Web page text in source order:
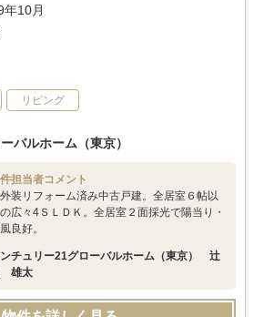
年10月
リビング
バルホーム（東京）
担当者コメント
装リフォーム済み中古戸建。全居室６帖以
広々4ＳＬＤＫ。全居室２面採光で陽当り・
良好。
チュリー21グローバルホーム（東京） 辻
雄太